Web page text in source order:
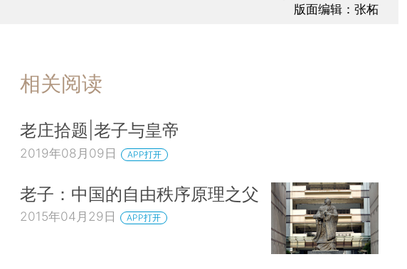
版面编辑：张柘
相关阅读
老庄拾题|老子与皇帝
2019年08月09日 APP打开
老子：中国的自由秩序原理之父
2015年04月29日 APP打开